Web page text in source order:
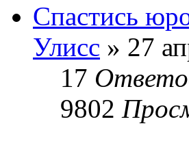
Спастись
Улисс » 27
17
9802